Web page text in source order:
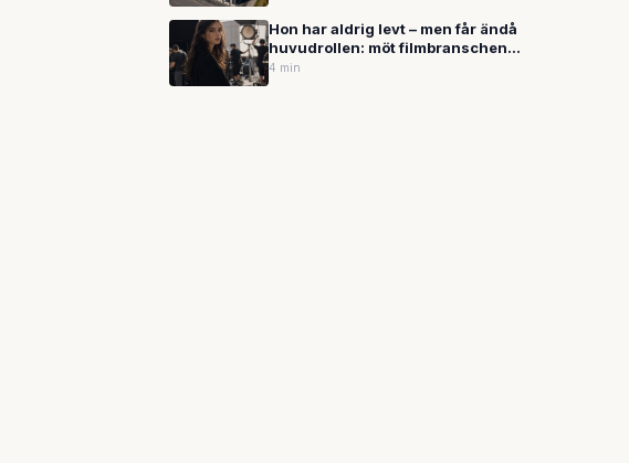
Hon har aldrig levt – men får ändå
huvudrollen: möt filmbranschens
första AI-skådespelare
4 min